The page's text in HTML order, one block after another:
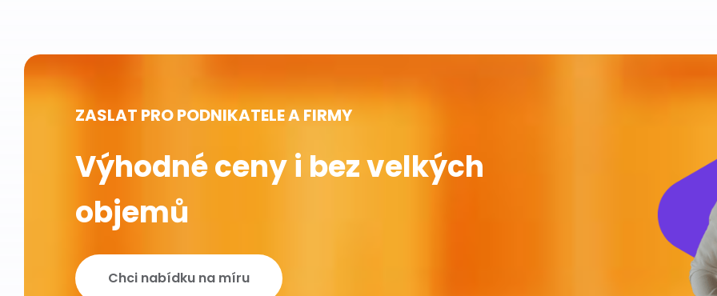
ZASLAT PRO PODNIKATELE A FIRMY
Výhodné ceny i bez velkých
objemů
Chci nabídku na míru